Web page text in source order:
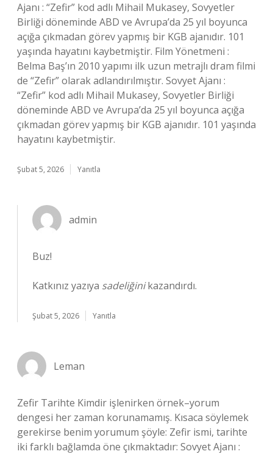
Ajanı : “Zefir” kod adlı Mihail Mukasey, Sovyetler
Birliği döneminde ABD ve Avrupa’da 25 yıl boyunca
açığa çıkmadan görev yapmış bir KGB ajanıdır. 101
yaşında hayatını kaybetmiştir. Film Yönetmeni :
Belma Baş’ın 2010 yapımı ilk uzun metrajlı dram filmi
de “Zefir” olarak adlandırılmıştır. Sovyet Ajanı :
“Zefir” kod adlı Mihail Mukasey, Sovyetler Birliği
döneminde ABD ve Avrupa’da 25 yıl boyunca açığa
çıkmadan görev yapmış bir KGB ajanıdır. 101 yaşında
hayatını kaybetmiştir.
Şubat 5, 2026 Yanıtla
admin
Buz!
Katkınız yazıya sadeliğinikazandırdı.
Şubat 5, 2026 Yanıtla
Leman
Zefir Tarihte Kimdir işlenirken örnek–yorum
dengesi her zaman korunamamış. Kısaca söylemek
gerekirse benim yorumum şöyle: Zefir ismi, tarihte
iki farklı bağlamda öne çıkmaktadır: Sovyet Ajanı :